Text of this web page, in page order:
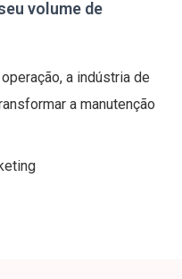
volume de
a indústria de
a manutenção